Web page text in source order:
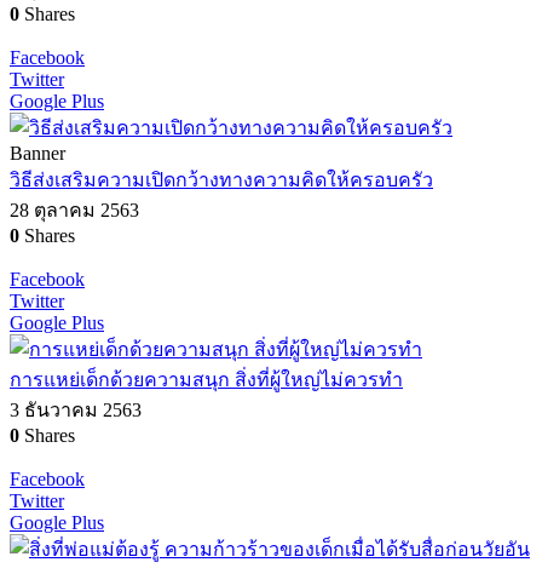
0 Shares
Facebook
Twitter
Google Plus
Banner
วิธีส่งเสริมความเปิดกว้างทางความคิดให้ครอบครัว
28 ตุลาคม 2563
0 Shares
Facebook
Twitter
Google Plus
การแหย่เด็กด้วยความสนุก สิ่งที่ผู้ใหญ่ไม่ควรทำ
3 ธันวาคม 2563
0 Shares
Facebook
Twitter
Google Plus